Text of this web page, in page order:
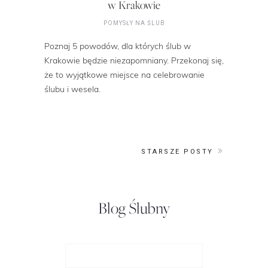
w Krakowie
POMYSŁY NA ŚLUB
Poznaj 5 powodów, dla których ślub w
Krakowie będzie niezapomniany. Przekonaj się,
że to wyjątkowe miejsce na celebrowanie
ślubu i wesela.
STARSZE POSTY
Blog Ślubny